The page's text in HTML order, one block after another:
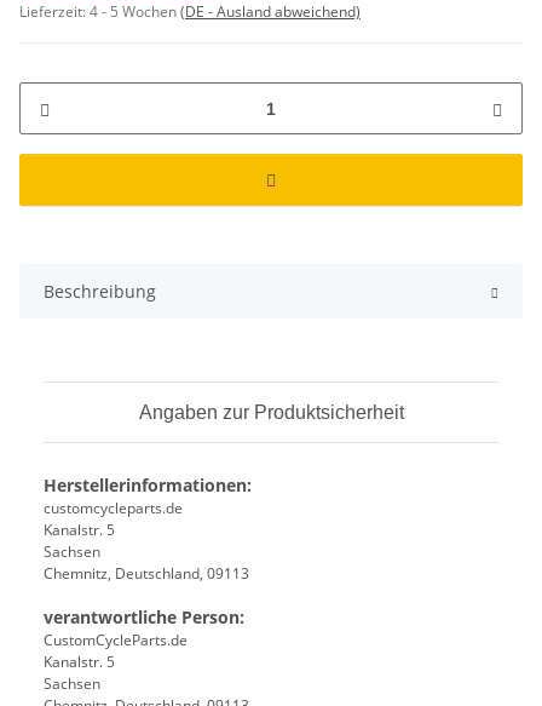
Lieferzeit:4 - 5 Wochen(DE - Ausland abweichend)
Beschreibung
Angaben zur Produktsicherheit
Herstellerinformationen:
customcycleparts.de
Kanalstr. 5
Sachsen
Chemnitz, Deutschland, 09113
verantwortliche Person:
CustomCycleParts.de
Kanalstr. 5
Sachsen